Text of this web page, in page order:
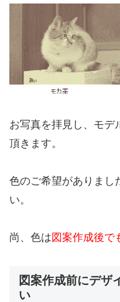
お写真を拝見し、モデ
頂きます。
色のご希望がありまし
い。
尚、色は 図案作成後で
図案作成前にデザ
い